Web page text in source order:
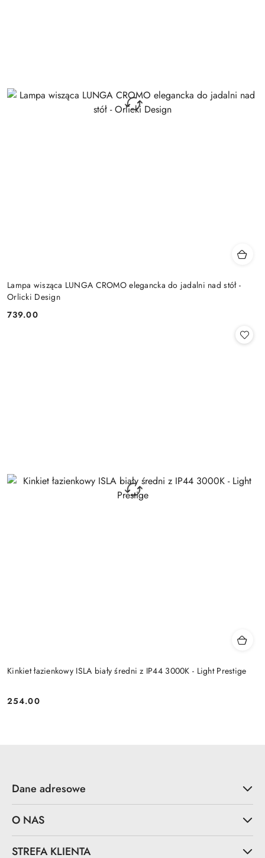
Lampa wisząca LUNGA CROMO elegancka do jadalni nad stół -
Orlicki Design
Cena:
739.00
Kinkiet łazienkowy ISLA biały średni z IP44 3000K - Light Prestige
Cena:
254.00
Dane adresowe
O NAS
STREFA KLIENTA